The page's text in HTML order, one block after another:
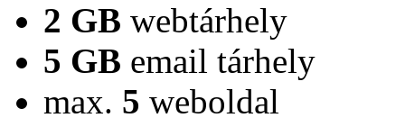
2 GB webtárhely
5 GB email tárhely
max. 5 weboldal